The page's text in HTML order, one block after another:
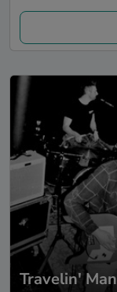
Travelin' Man